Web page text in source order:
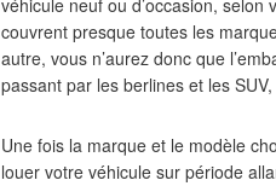
véhicule neuf ou d’occasion, selon
couvrent presque toutes les
autre, vous n’aurez donc que
passant par les berlines et les
Une fois la marque et le modèle
louer votre véhicule sur période